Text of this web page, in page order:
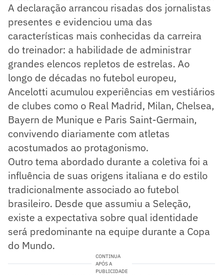
A declaração arrancou risadas dos jornalistas
presentes e evidenciou uma das
características mais conhecidas da carreira
do treinador: a habilidade de administrar
grandes elencos repletos de estrelas. Ao
longo de décadas no futebol europeu,
Ancelotti acumulou experiências em vestiários
de clubes como o Real Madrid, Milan, Chelsea,
Bayern de Munique e Paris Saint-Germain,
convivendo diariamente com atletas
acostumados ao protagonismo.
Outro tema abordado durante a coletiva foi a
influência de suas origens italiana e do estilo
tradicionalmente associado ao futebol
brasileiro. Desde que assumiu a Seleção,
existe a expectativa sobre qual identidade
será predominante na equipe durante a Copa
do Mundo.
CONTINUA
APÓS A
PUBLICIDADE